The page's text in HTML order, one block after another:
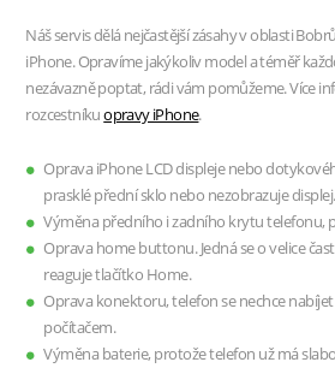
Náš servis dělá nejčastější zásahy v oblasti
iPhone. Opravíme jakýkoliv model a téměř
nezávazně poptat, rádi vám pomůžeme. Více
rozcestníkuopravy iPhone.
Oprava iPhone LCD displeje nebo
prasklé přední sklo nebo nezobrazuje displej.
Výměna předního i zadního krytu telefonu,
Oprava home buttonu. Jedná se o velice
reaguje tlačítko Home.
Oprava konektoru, telefon se nechce
počítačem.
Výměna baterie, protože telefon už má